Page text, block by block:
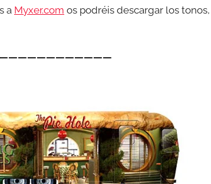
a Myxer.com os podréis descargar los
————————————